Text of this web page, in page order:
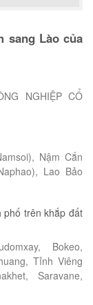
sang Lào của
NGHIỆP CỔ
Nậm Cắn
Lao Bảo
trên khắp đất
Bokeo,
Tỉnh Viêng
Saravane,